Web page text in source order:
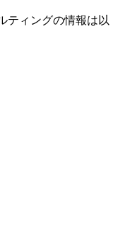
ティングの情報は以